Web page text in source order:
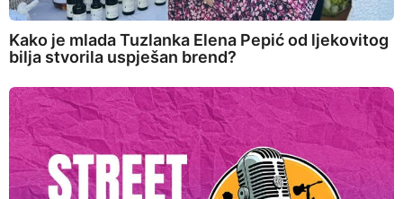
Kako je mlada Tuzlanka Elena Pepić od ljekovitog
bilja stvorila uspješan brend?